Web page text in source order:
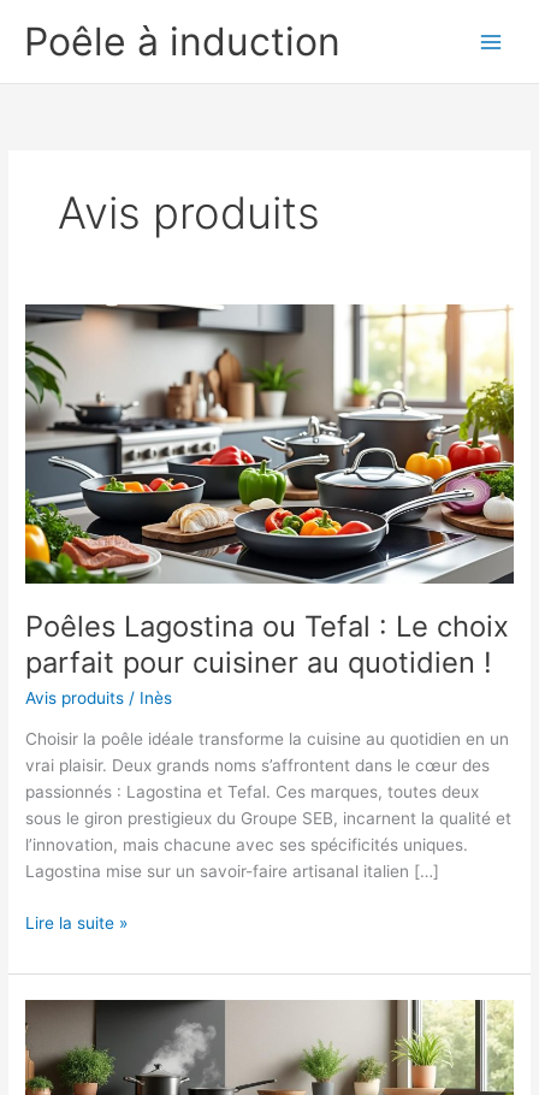
Poêle à induction
Avis produits
Poêles Lagostina ou Tefal : Le choix
parfait pour cuisiner au quotidien !
Avis produits / Inès
Choisir la poêle idéale transforme la cuisine au quotidien en un
vrai plaisir. Deux grands noms s’affrontent dans le cœur des
passionnés : Lagostina et Tefal. Ces marques, toutes deux
sous le giron prestigieux du Groupe SEB, incarnent la qualité et
l’innovation, mais chacune avec ses spécificités uniques.
Lagostina mise sur un savoir-faire artisanal italien […]
Poêles
ou
Tefal
:
Le
choix
Lire la suite »